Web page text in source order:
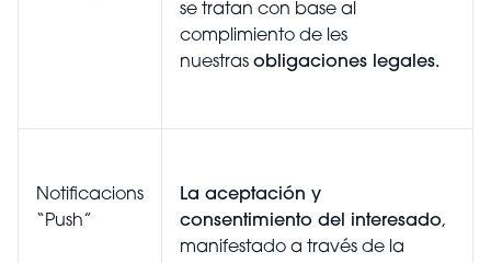
se tratan con base al
complimiento de les
nuestras obligaciones legales.
Notificacions
“Push”
La aceptación y
consentimiento del interesado,
manifestado a través de la